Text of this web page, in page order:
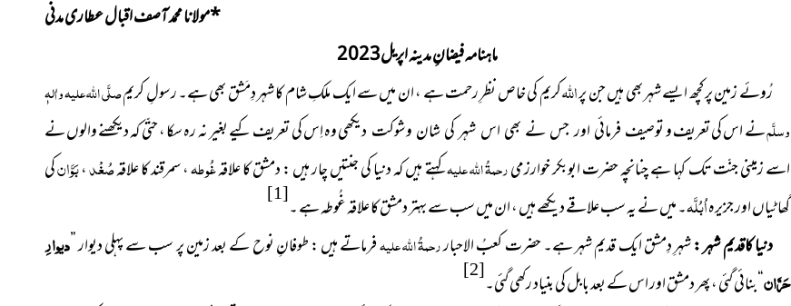
*مولانا محمد آصف اقبال عطاری مدنی
ماہنامہ فیضانِ مدینہ اپریل2023
رُوئے زمین پر کچھ ایسے شہر بھی ہیں جن پراللہکریم کی خاص نظرِ رحمت ہے ، ان میں سے ایک ملکِ شام کا شہر دِمَشق بھی ہے۔ رسولِ کریمصلَّی اللہ علیہ واٰلہٖ
وسلَّمنے اس کی تعریف وتوصیف فرمائی اور جس نے بھی اس شہر کی شان وشوکت دیکھیوہ اِس کی تعریف کیے بغیر نہ رہ سکا ، حتّی کہ دیکھنے والوں نے
اسے زمینی جنّت تک کہا ہے چنانچہ حضرتابوبکر خوارزمیرحمۃُ اللہ علیہکہتے ہیں کہ دنیا کی جنتیں چار ہیں : دمشق کا علاقہغُوطہ، سمرقند کا علاقہصُغْد،بَوَّانکی
گھاٹیاں اور جزیرہاُبُلَّہ۔ میں نے یہ سب علاقے دیکھے ہیں ، ان میں سب سے بہتر دمشق کا علاقہ غُوطہ ہے ۔[1]
دنیا کاقدیم شہر :شہرِ دِمشق ایک قدیم شہر ہے۔ حضرت کعبُ الاحباررحمۃُ اللہ علیہفرماتے ہیں : طوفانِ نوح کے بعد زمین پر سب سے پہلی دیوار ”دیوارِ
حَرَّان“بنائی گئی ، پھر دمشق اور اس کے بعد بابل کی بنیاد رکھی گئی۔[2]